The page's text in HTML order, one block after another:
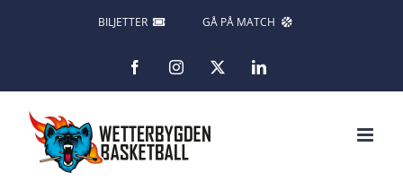
BILJETTER GÅ PÅ MATCH
FacebookInstagram LinkedIn